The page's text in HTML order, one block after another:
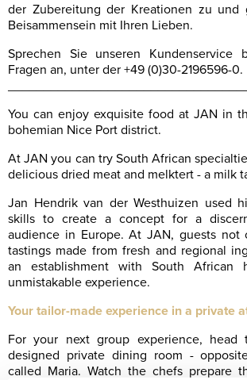
der Zubereitung der Kreationen zu und
Beisammensein mit Ihren Lieben.
Sprechen Sie unseren Kundenservice
Fragen an, unter der +49 (0)30-2196596-0.
You can enjoy exquisite food at JAN in
bohemian Nice Port district.
At JAN you can try South African
delicious dried meat and melktert - a milk
Jan Hendrik van der Westhuizen used
skills to create a concept for a
audience in Europe. At JAN, guests not
tastings made from fresh and regional
an establishment with South African
unmistakable experience.
Your tailor-made experience in a private
For your next group experience,
designed private dining room -
called Maria. Watch the chefs prepare